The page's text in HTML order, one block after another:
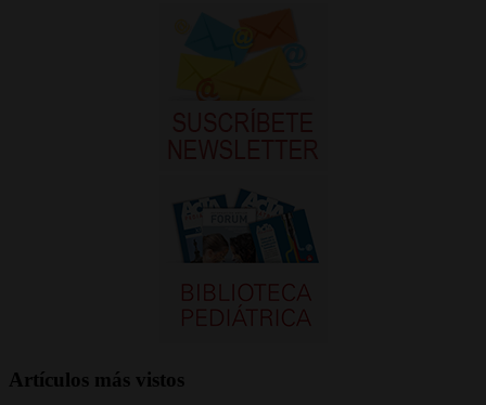
Artículos más vistos